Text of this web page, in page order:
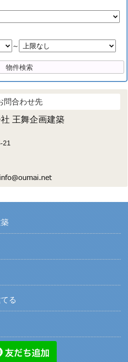
～
問合わせ先
王舞企画建築
21
る